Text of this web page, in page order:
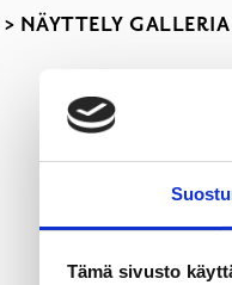
Tämä sivusto
> NÄYTTELY